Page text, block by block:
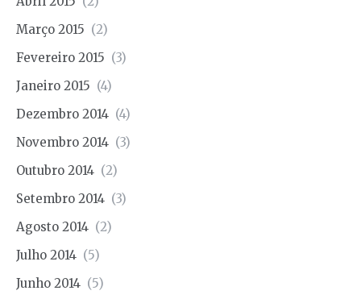
Março 2015 (2)
Fevereiro 2015 (3)
Janeiro 2015 (4)
Dezembro 2014 (4)
Novembro 2014 (3)
Outubro 2014 (2)
Setembro 2014 (3)
Agosto 2014 (2)
Julho 2014 (5)
Junho 2014 (5)